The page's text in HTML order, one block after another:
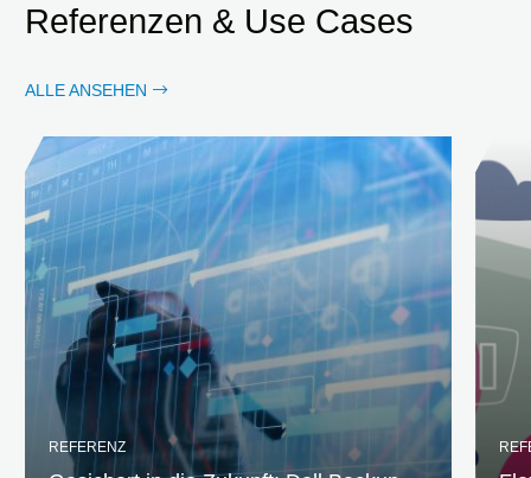
Referenzen & Use Cases
ALLE ANSEHEN
REFERENZ